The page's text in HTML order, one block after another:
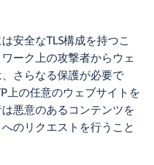
安全なTLS構成を持つこ
ーク上の攻撃者からウェ
さらなる保護が必要で
上の任意のウェブサイトを
悪意のあるコンテンツを
のリクエストを行うこと